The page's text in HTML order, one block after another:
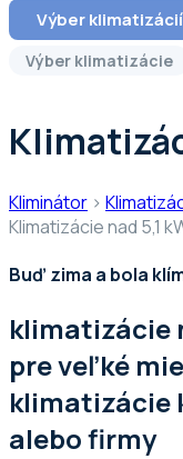
Výber klimatizácií
Výber klimatizácie
Kliminátor >
Klimatizácie nad 5,1
Buď zima a bola
klimatizácie
pre veľké
klimatizácie
alebo firmy